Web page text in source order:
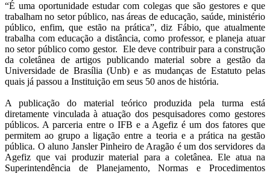
“É uma oportunidade estudar com colegas que são gestores e que
trabalham no setor público, nas áreas de educação, saúde, ministério
público, enfim, que estão na prática”, diz Fábio, que atualmente
trabalha com educação a distância, como professor, e planeja atuar
no setor público como gestor. Ele deve contribuir para a construção
da coletânea de artigos publicando material sobre a gestão da
Universidade de Brasília (Unb) e as mudanças de Estatuto pelas
quais já passou a Instituição em seus 50 anos de história.
A publicação do material teórico produzida pela turma está
diretamente vinculada à atuação dos pesquisadores como gestores
públicos. A parceria entre o IFB e a Agefiz é um dos fatores que
permitem ao grupo a ligação entre a teoria e a prática na gestão
pública. O aluno Jansler Pinheiro de Aragão é um dos servidores da
Agefiz que vai produzir material para a coletânea. Ele atua na
Superintendência de Planejamento, Normas e Procedimentos